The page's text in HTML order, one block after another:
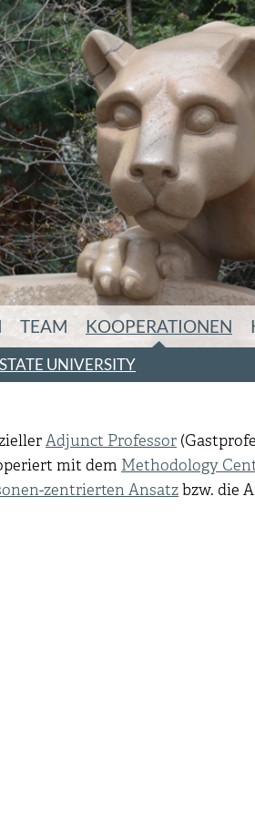
TEAM KOOPERATIONEN
UNIVERSITY
Adjunct Professor
mit dem Methodology
zentrierten Ansatzbzw. die